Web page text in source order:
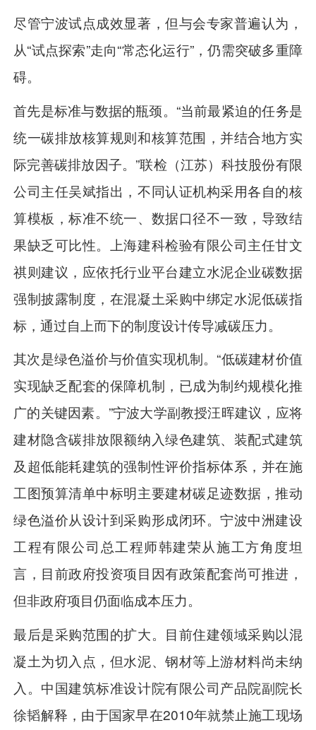
尽管宁波试点成效显著，但与会专家普遍认为，
从“试点探索”走向“常态化运行”，仍需突破多重障
碍。
首先是标准与数据的瓶颈。“当前最紧迫的任务是
统一碳排放核算规则和核算范围，并结合地方实
际完善碳排放因子。”联检（江苏）科技股份有限
公司主任吴斌指出，不同认证机构采用各自的核
算模板，标准不统一、数据口径不一致，导致结
果缺乏可比性。上海建科检验有限公司主任甘文
祺则建议，应依托行业平台建立水泥企业碳数据
强制披露制度，在混凝土采购中绑定水泥低碳指
标，通过自上而下的制度设计传导减碳压力。
其次是绿色溢价与价值实现机制。“低碳建材价值
实现缺乏配套的保障机制，已成为制约规模化推
广的关键因素。”宁波大学副教授汪晖建议，应将
建材隐含碳排放限额纳入绿色建筑、装配式建筑
及超低能耗建筑的强制性评价指标体系，并在施
工图预算清单中标明主要建材碳足迹数据，推动
绿色溢价从设计到采购形成闭环。宁波中洲建设
工程有限公司总工程师韩建荣从施工方角度坦
言，目前政府投资项目因有政策配套尚可推进，
但非政府项目仍面临成本压力。
最后是采购范围的扩大。目前住建领域采购以混
凝土为切入点，但水泥、钢材等上游材料尚未纳
入。中国建筑标准设计院有限公司产品院副院长
徐韬解释，由于国家早在2010年就禁止施工现场